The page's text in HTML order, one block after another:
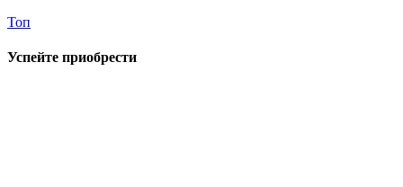
Топ
Успейте приобрести